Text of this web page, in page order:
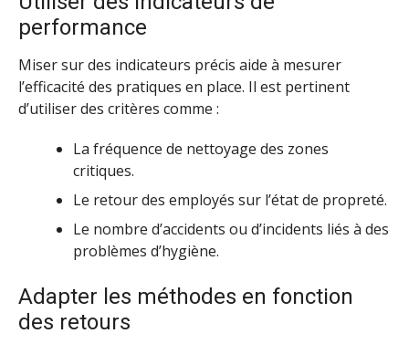
performance
Miser sur des indicateurs précis aide à mesurer
l’efficacité des pratiques en place. Il est pertinent
d’utiliser des critères comme :
La fréquence de nettoyage des zones
critiques.
Le retour des employés sur l’état de propreté.
Le nombre d’accidents ou d’incidents liés à des
problèmes d’hygiène.
Adapter les méthodes en fonction
des retours